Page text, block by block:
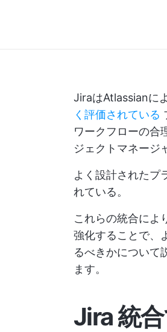
JiraはAtlassianに
く評価されている
ワークフローの合
ジェクトマネージ
よく設計されたプ
れている。
これらの統合によ
強化することで、
るべきかについて
ます。
Jira 統